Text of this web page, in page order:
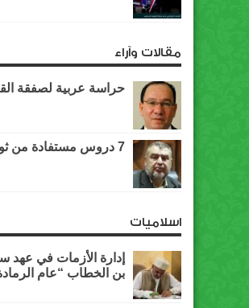
مقالات وآراء
حراسة عربية لصفقة
7 دروس مستفادة من ثورة يناير
اسلاميات
إدارة الأزمات في عهد
بن الخطاب “عام